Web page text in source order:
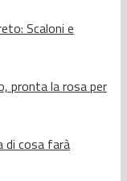
Scaloni e
pronta la rosa per
cosa farà